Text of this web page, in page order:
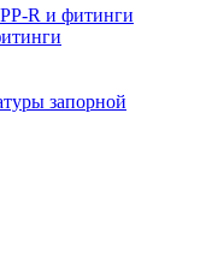
R и фитинги
запорной